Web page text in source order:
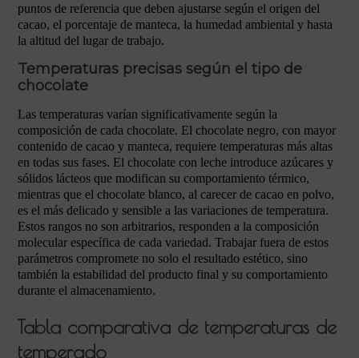
puntos de referencia que deben ajustarse según el origen del
cacao, el porcentaje de manteca, la humedad ambiental y hasta
la altitud del lugar de trabajo.
Temperaturas precisas según el tipo de
chocolate
Las temperaturas varían significativamente según la
composición de cada chocolate. El chocolate negro, con mayor
contenido de cacao y manteca, requiere temperaturas más altas
en todas sus fases. El chocolate con leche introduce azúcares y
sólidos lácteos que modifican su comportamiento térmico,
mientras que el chocolate blanco, al carecer de cacao en polvo,
es el más delicado y sensible a las variaciones de temperatura.
Estos rangos no son arbitrarios, responden a la composición
molecular específica de cada variedad. Trabajar fuera de estos
parámetros compromete no solo el resultado estético, sino
también la estabilidad del producto final y su comportamiento
durante el almacenamiento.
Tabla comparativa de temperaturas de
temperado